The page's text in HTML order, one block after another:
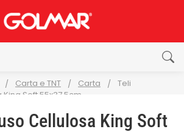
Carta e TNT Carta
Teli
Soft 55x37,5cm
Cellulosa King Soft